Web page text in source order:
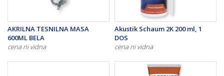
AKRILNA TESNILNA MASA
600ML BELA
cena ni vidna
Akustik Schaum 2K 200 ml, 1
DOS
cena ni vidna